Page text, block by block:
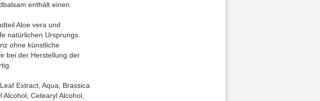
enthält einen
Aloe vera und
natürlichen Ursprungs.
ohne künstliche
bei der Herstellung der
Extract, Aqua, Brassica
Cetearyl Alcohol,